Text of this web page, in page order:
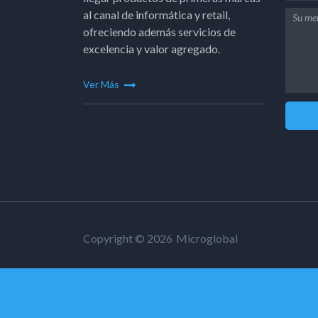
al canal de informática y retail,
ofreciendo además servicios de
excelencia y valor agregado.
Ver Más
Copyright © 2026 Microglobal